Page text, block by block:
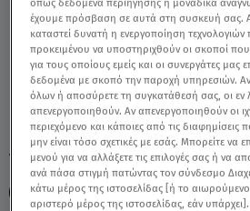
Προβλέψεις - Video
TAGS: ΖΩΔΙΑ ΣΗΜΕΡΑ
ΖΩΔΙΑ ΣΚΟΡΠΙΟΣ
ΖΩΔΙΑ ΑΣΗ
έχουμε πρόσβαση σε αυτά στη συσκευή σας.
καταστεί δυνατή η ενεργοποίηση
προκειμένου να υποστηριχθούν οι σκοποί
για τους οποίους εμείς και οι συνεργάτες μας
δεδομένα με σκοπό την παροχή υπηρεσιών.
όλων ή αποσύρετε τη συγκατάθεσή σας, οι εν
απενεργοποιηθούν. Αν απενεργοποιηθούν οι
περιεχόμενο και κάποιες από τις διαφημίσεις
μην είναι τόσο σχετικές με εσάς. Μπορείτε να
μενού για να αλλάξετε τις επιλογές σας ή να
ανά πάσα στιγμή πατώντας τον σύνδεσμο
κάτω μέρος της ιστοσελίδας [ή το αιωρούμενο
αριστερό μέρος της ιστοσελίδας, εάν